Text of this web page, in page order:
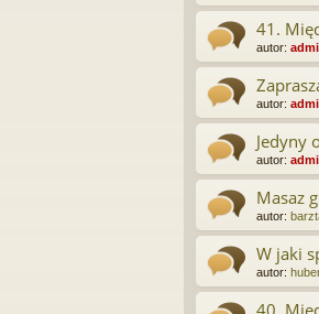
41.
autor:
autor:
Jedyny
autor:
Masaz
autor:
W jaki
autor: